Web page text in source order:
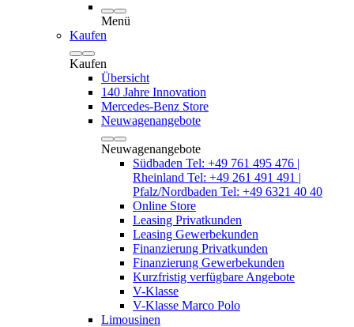
Menü
Kaufen
Kaufen
Übersicht
140 Jahre Innovation
Mercedes-Benz Store
Neuwagenangebote
Neuwagenangebote
Südbaden Tel: +49 761 495 476 |
Rheinland Tel: +49 261 491 491 |
Pfalz/Nordbaden Tel: +49 6321 40 40
Online Store
Leasing Privatkunden
Leasing Gewerbekunden
Finanzierung Privatkunden
Finanzierung Gewerbekunden
Kurzfristig verfügbare Angebote
V-Klasse
V-Klasse Marco Polo
Limousinen